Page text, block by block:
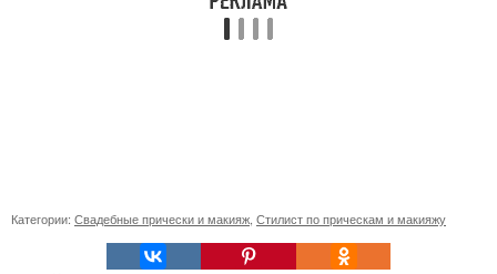
Категории: Свадебные прически и макияж, Стилист по прическам и макияжу